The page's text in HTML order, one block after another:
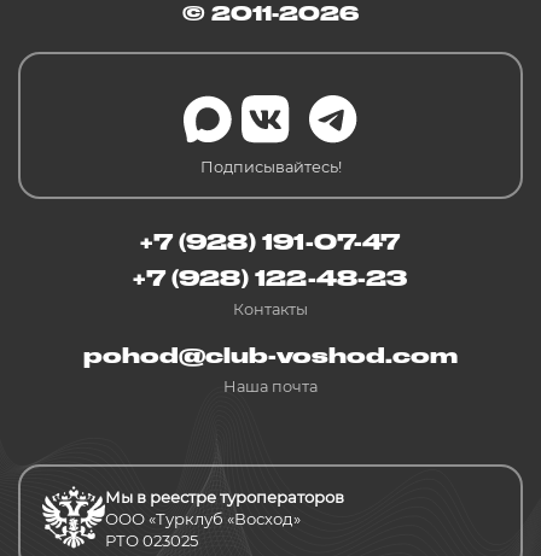
© 2011-2026
Подписывайтесь!
+7 (928) 191-07-47
+7 (928) 122-48-23
Контакты
pohod@club-voshod.com
Наша почта
Мы в реестре туроператоров
ООО «Турклуб «Восход»
РТО 023025